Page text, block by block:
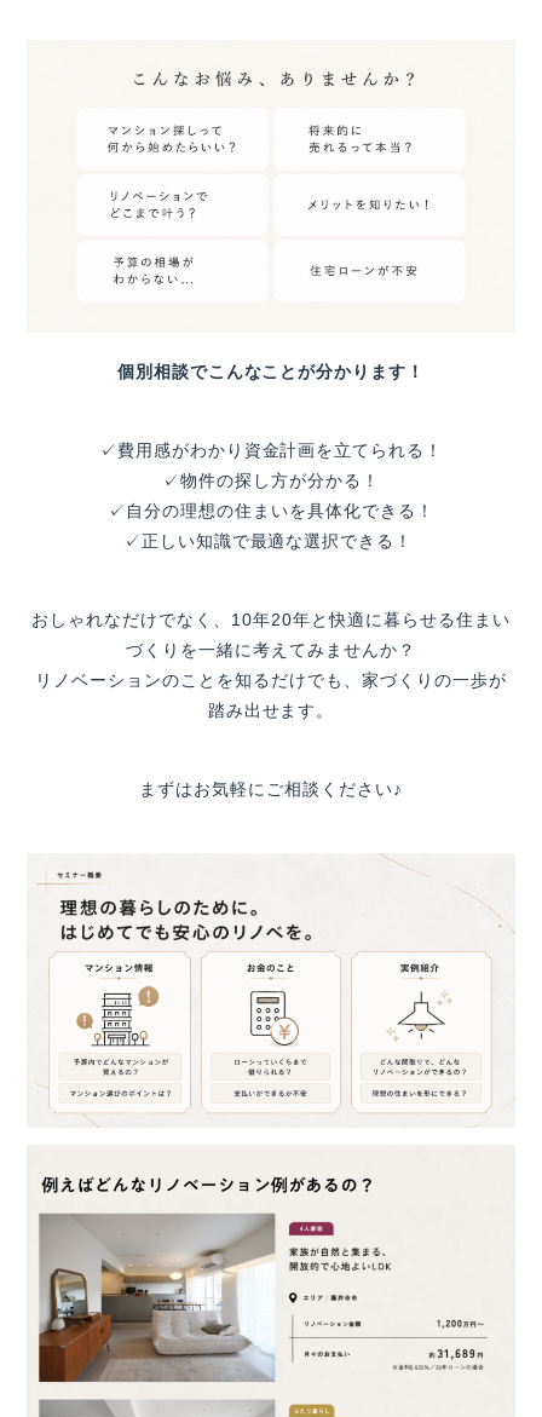
個別相談でこんなことが分かります！
✓費用感がわかり資金計画を立てられる！
✓物件の探し方が分かる！
✓自分の理想の住まいを具体化できる！
✓正しい知識で最適な選択できる！
おしゃれなだけでなく、10年20年と快適に暮らせる住まい
づくりを一緒に考えてみませんか？
リノベーションのことを知るだけでも、家づくりの一歩が
踏み出せます。
まずはお気軽にご相談ください♪